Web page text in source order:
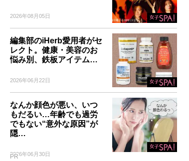
2026年08月05日
編集部のiHerb愛用者がセ
レクト。健康・美容のお
悩み別、鉄板アイテム…
2026年06月22日
なんか顔色が悪い、いつ
もだるい…年齢でも過労
でもない“意外な原因”が
隠…
2026年06月30日
PR